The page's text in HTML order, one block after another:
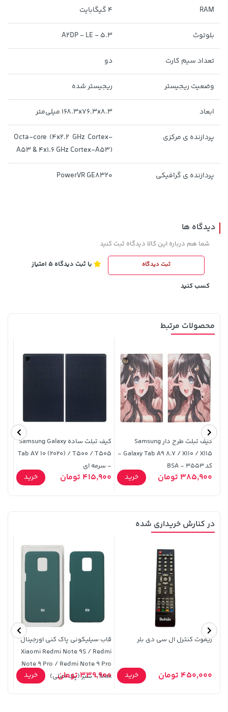
315,900 تومان خرید 1,109,000 تومان خرید
141,000 تومان
RAM 4 گیگابایت
بلوتوث 5.3 - A2DP - LE
تعداد سیم کارت دو
وضعیت ریجیستر ریجیستر شده
ابعاد 168.3x76.3x8.3 میلی‌متر
پردازنده ‌ی مرکزی
Octa-core (4x2.2 GHz Cortex-
A53 & 4x1.6 GHz Cortex-A53)
پردازنده ‌ی گرافیکی PowerVR GE8320
دیدگاه ها
شما هم درباره این کالا دیدگاه ثبت کنید
ثبت دیدگاه با ثبت دیدگاه 5 امتیاز
کسب کنید
محصولات مرتبط
کیف تبلت طرح دار Samsung
Galaxy Tab A9 8.7 / X110 / X115 -
کد 3553 - BSA
385,900 تومان خرید
کیف تبلت ساده Samsung Galaxy
Tab A7 10 (2020) / T500 / T505
- سرمه ای
415,900 تومان خرید
در کنارش خریداری شده
ریموت کنترل ال سی دی بلر
450,000 تومان خرید
قاب سیلیکونی پاک کنی اورجینال
Xiaomi Redmi Note 9S / Redmi
Note 9 Pro / Redmi Note 9 Pro
Max - سبز (پک اصلی)
339,900 تومان خرید